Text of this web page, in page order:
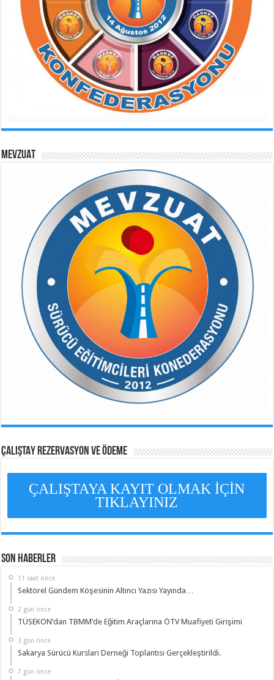
MEVZUAT
ÇALIŞTAY REZERVASYON VE ÖDEME
ÇALIŞTAYA KAYIT OLMAK İÇİN
TIKLAYINIZ
Son Haberler
11 saat önce
Sektörel Gündem Köşesinin Altıncı Yazısı Yayında…
2 gün önce
TÜSEKON’dan TBMM’de Eğitim Araçlarına ÖTV Muafiyeti Girişimi
3 gün önce
Sakarya Sürücü Kursları Derneği Toplantısı Gerçekleştirildi.
7 gün önce